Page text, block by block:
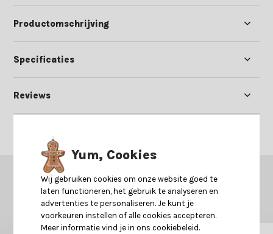
Productomschrijving
Specificaties
Reviews
GERELATEERDE PRODUCTEN
Misschien is dit ook iets voor je?
Yum, Cookies
Wij gebruiken cookies om onze website goed te
laten functioneren, het gebruik te analyseren en
advertenties te personaliseren. Je kunt je
voorkeuren instellen of alle cookies accepteren.
Meer informatie vind je in ons cookiebeleid.